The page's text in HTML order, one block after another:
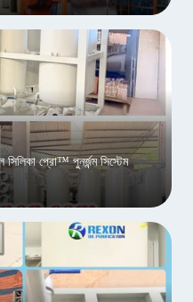
প্রো™ পুনর্জন্ম সিস্টেম